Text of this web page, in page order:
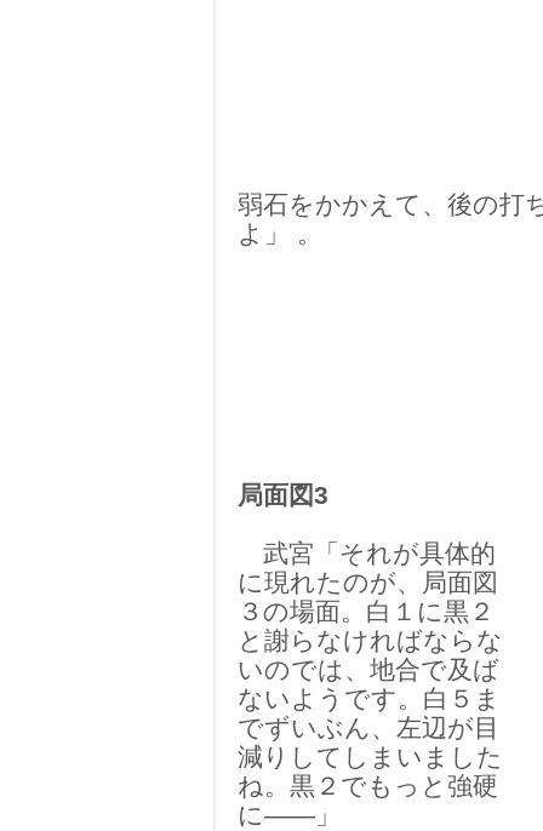
弱石をかかえて、後の打
よ」 。
局面図3
武宮「それが具体的
に現れたのが、局面図
３の場面。白１に黒２
と謝らなければならな
いのでは、地合で及ば
ないようです。白５ま
でずいぶん、左辺が目
減りしてしまいました
ね。黒２でもっと強硬
に――」